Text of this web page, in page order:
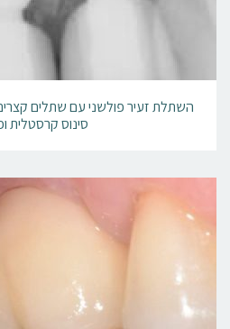
השתלת זעיר פולשני עם שתלים
סינוס קרסטלית